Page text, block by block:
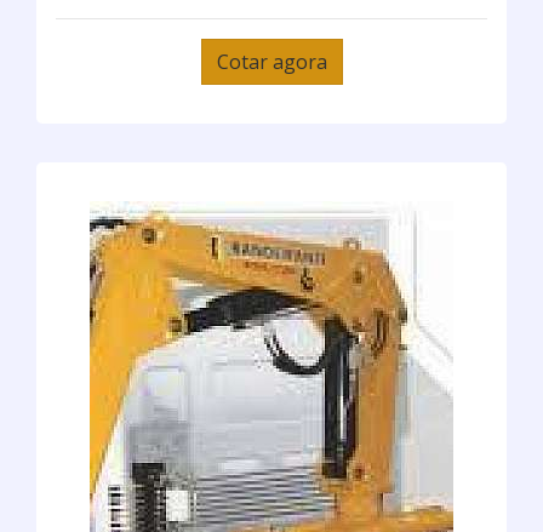
Cotar agora